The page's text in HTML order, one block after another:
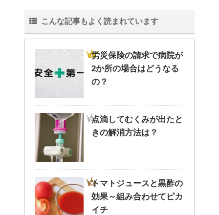
こんな記事もよく読まれています
労災保険の請求で病院が
2か所の場合はどうなる
の？
点滴してむくみが出たと
きの解消方法は？
トマトジュースと黒酢の
効果～組み合わせてピカ
イチ